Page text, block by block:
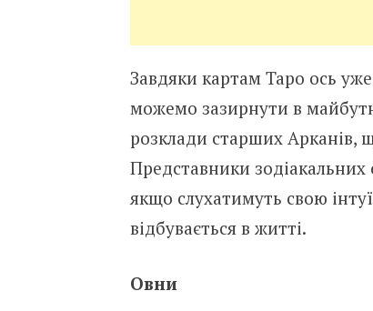
Завдяки картам Таро ось
можемо зазирнути в
розклади старших Арканів,
Представники зодіакальних
якщо слухатимуть свою
відбувається в житті.
Овни